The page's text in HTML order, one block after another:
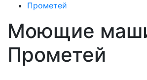
Прометей
Моющие
Прометей